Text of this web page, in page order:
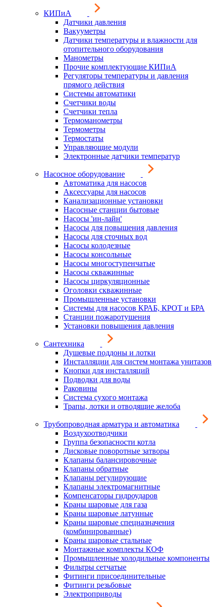
КИПиА
Датчики давления
Вакууметры
Датчики температуры и влажности для
отопительного оборудования
Манометры
Прочие комплектующие КИПиА
Регуляторы температуры и давления
прямого действия
Системы автоматики
Счетчики воды
Счетчики тепла
Термоманометры
Термометры
Термостаты
Управляющие модули
Электронные датчики температур
Насосное оборудование
Автоматика для насосов
Аксессуары для насосов
Канализационные установки
Насосные станции бытовые
Насосы 'ин-лайн'
Насосы для повышения давления
Насосы для сточных вод
Насосы колодезные
Насосы консольные
Насосы многоступенчатые
Насосы скважинные
Насосы циркуляционные
Оголовки скважинные
Промышленные установки
Системы для насосов КРАБ, КРОТ и БРА
Станции пожаротушения
Установки повышения давления
Сантехника
Душевые поддоны и лотки
Инсталляции для систем монтажа унитазов
Кнопки для инсталляций
Подводки для воды
Раковины
Система сухого монтажа
Трапы, лотки и отводящие желоба
Трубопроводная арматура и автоматика
Воздухоотводчики
Группа безопасности котла
Дисковые поворотные затворы
Клапаны балансировочные
Клапаны обратные
Клапаны регулирующие
Клапаны электромагнитные
Компенсаторы гидроударов
Краны шаровые для газа
Краны шаровые латунные
Краны шаровые спецназначения
(комбинированные)
Краны шаровые стальные
Монтажные комплекты КОФ
Промышленные холодильные компоненты
Фильтры сетчатые
Фитинги присоединительные
Фитинги резьбовые
Электроприводы